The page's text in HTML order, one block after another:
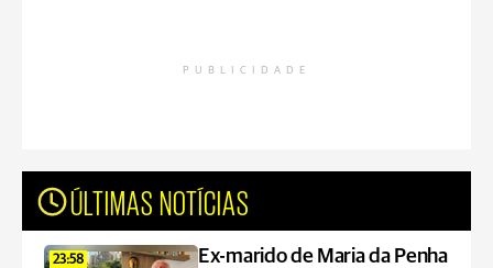
PUBLICIDADE
ÚLTIMAS NOTÍCIAS
23:58
Ex-marido de Maria da Penha